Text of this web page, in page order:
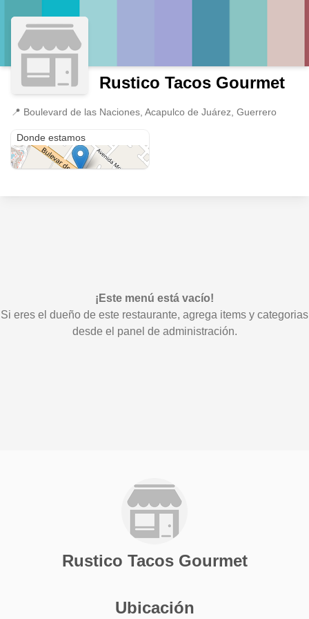
Rustico Tacos Gourmet
📍 Boulevard de las Naciones, Acapulco de Juárez, Guerrero
Donde estamos
¡Este menú está vacío!
Si eres el dueño de este restaurante, agrega items y categorias
desde el panel de administración.
Rustico Tacos Gourmet
Ubicación